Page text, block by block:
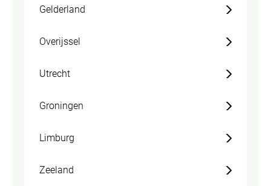
Gelderland
Overijssel
Utrecht
Groningen
Limburg
Zeeland